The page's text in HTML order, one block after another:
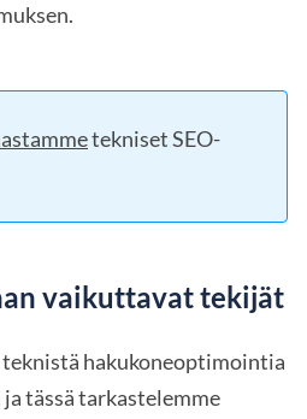
tekniset SEO-
vaikuttavat tekijät
hakukoneoptimointia
tässä tarkastelemme